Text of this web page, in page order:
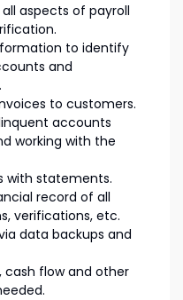
aspects of payroll
to identify
and
to customers.
accounts
working with the
with statements.
record of all
verifications, etc.
data backups and
flow and other